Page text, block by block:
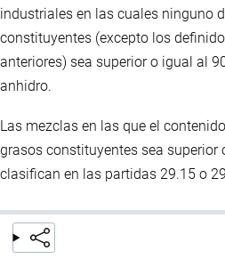
industriales en las cuales ninguno
constituyentes (excepto los
anteriores) sea superior o igual al
anhidro.
Las mezclas en las que el
grasos constituyentes sea superior
clasifican en las partidas 29.15 o